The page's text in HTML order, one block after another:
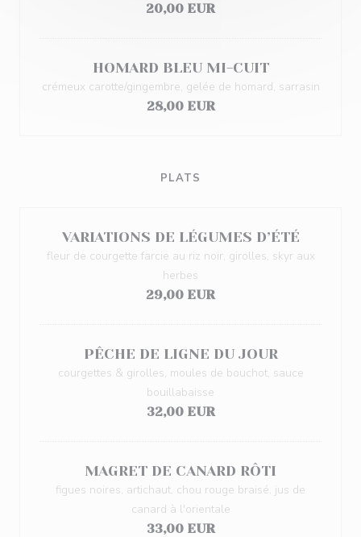
20,00 EUR
HOMARD BLEU MI-CUIT
crémeux carotte/gingembre, gelée de homard, sarrasin
28,00 EUR
PLATS
VARIATIONS DE LÉGUMES D’ÉTÉ
fleur de courgette farcie au riz noir, girolles, skyr aux
herbes
29,00 EUR
PÊCHE DE LIGNE DU JOUR
courgettes & girolles, moules de bouchot, sauce
bouillabaisse
32,00 EUR
MAGRET DE CANARD RÔTI
figues noires, artichaut, chou rouge braisé, jus de
canard à l'orientale
33,00 EUR